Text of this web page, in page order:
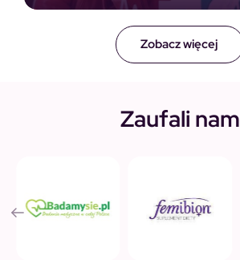
Zobacz więcej
Zaufali nam